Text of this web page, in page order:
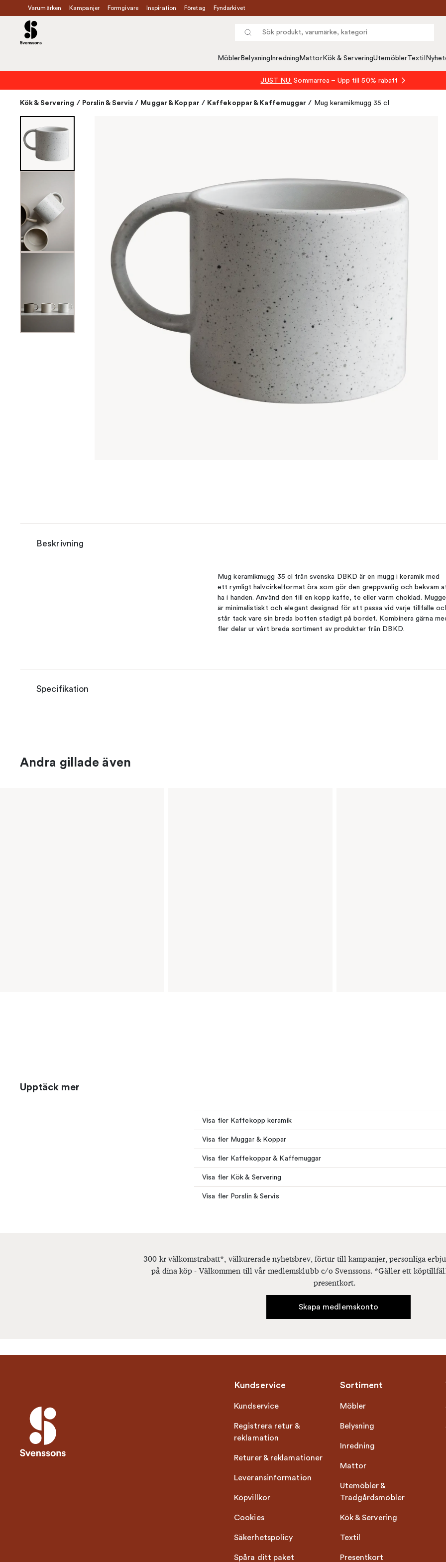
Varumärken Kampanjer Formgivare Inspiration Företag Fyndarkivet
Möbler Belysning Inredning MattorKök & ServeringUtemöblerTextil
JUST NU: Sommarrea – Upp till 50% rabatt
Kök & Servering / Porslin & Servis / Muggar & Koppar / Kaffekoppar & Kaffemuggar / Mug keramikmugg 35 cl
Beskrivning
Mug keramikmugg 35 cl från svenska DBKD är en mugg i keramik med
ett rymligt halvcirkelformat öra som gör den greppvänlig och bekväm
ha i handen. Använd den till en kopp kaffe, te eller varm choklad.
är minimalistiskt och elegant designad för att passa vid varje tillfälle
står tack vare sin breda botten stadigt på bordet. Kombinera gärna
fler delar ur vårt breda sortiment av produkter från DBKD.
Specifikation
Andra gillade även
Upptäck mer
Visa fler Kaffekopp keramik
Visa fler Muggar & Koppar
Visa fler Kaffekoppar & Kaffemuggar
Visa fler Kök & Servering
Visa fler Porslin & Servis
300 kr välkomstrabatt*, välkurerade nyhetsbrev, förtur till kampanjer, personliga
på dina köp - Välkommen till vår medlemsklubb c/o Svenssons. *Gäller ett
presentkort.
Skapa medlemskonto
Kundservice
Kundservice
Registrera retur &
reklamation
Returer & reklamationer
Leveransinformation
Köpvillkor
Cookies
Säkerhetspolicy
Spåra ditt paket
Sortiment
Möbler
Belysning
Inredning
Mattor
Utemöbler &
Trädgårdsmöbler
Kök & Servering
Textil
Presentkort